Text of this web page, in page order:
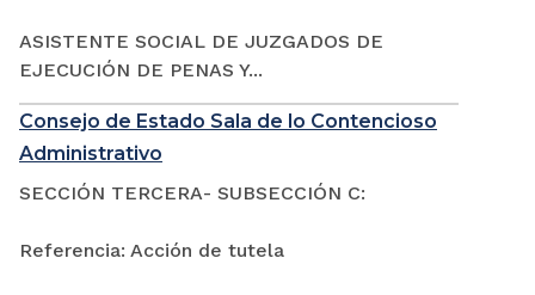
ASISTENTE SOCIAL DE JUZGADOS DE
EJECUCIÓN DE PENAS Y...
Consejo de Estado Sala de lo Contencioso
Administrativo
SECCIÓN TERCERA- SUBSECCIÓN C:
Referencia: Acción de tutela